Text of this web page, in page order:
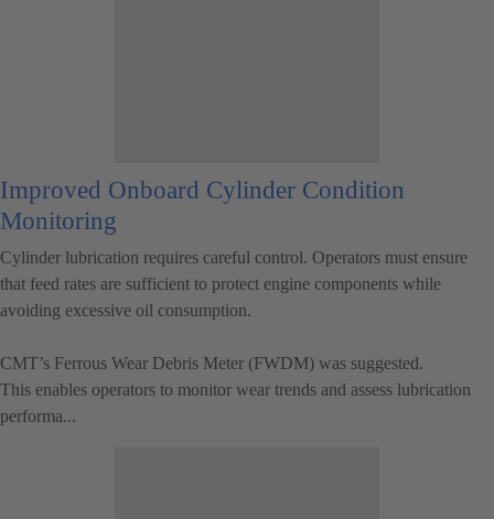
Improved Onboard Cylinder Condition
Monitoring
Cylinder lubrication requires careful control. Operators must ensure
that feed rates are sufficient to protect engine components while
avoiding excessive oil consumption.
CMT’s Ferrous Wear Debris Meter (FWDM) was suggested.
This enables operators to monitor wear trends and assess lubrication
performa...